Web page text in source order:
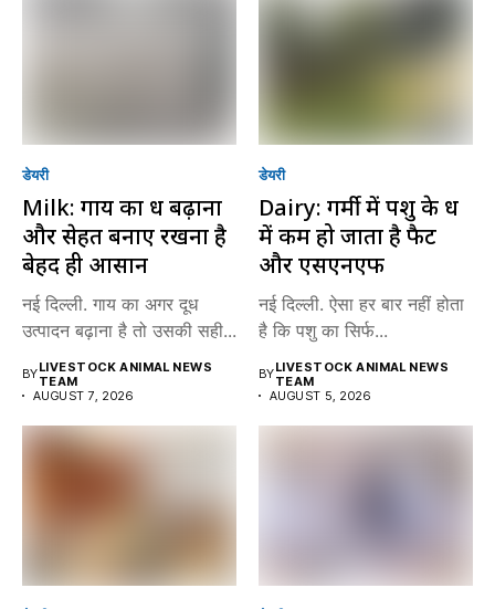
डेयरी
Milk: गाय का दूध बढ़ाना
और सेहत बनाए रखना है
बेहद ही आसान
नई दिल्ली. गाय का अगर दूध
उत्पादन बढ़ाना है तो उसकी सही...
BYLIVESTOCK ANIMAL NEWS
TEAM
AUGUST 7, 2026
डेयरी
Dairy: गर्मी में पशु के दूध
में कम हो जाता है फैट
और एसएनएफ
नई दिल्ली. ऐसा हर बार नहीं होता
है कि पशु का सिर्फ...
BYLIVESTOCK ANIMAL NEWS
TEAM
AUGUST 5, 2026